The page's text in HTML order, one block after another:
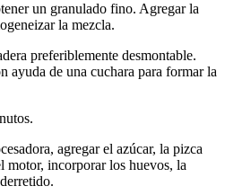
un granulado fino. Agregar la
la mezcla.
preferiblemente desmontable.
ayuda de una cuchara para formar la
agregar el azúcar, la pizca
motor, incorporar los huevos, la